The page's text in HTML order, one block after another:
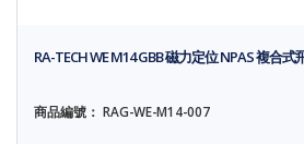
RA-TECH WE M14 GBB 磁力定位 NPAS 複合式
商品編號： RAG-WE-M14-007